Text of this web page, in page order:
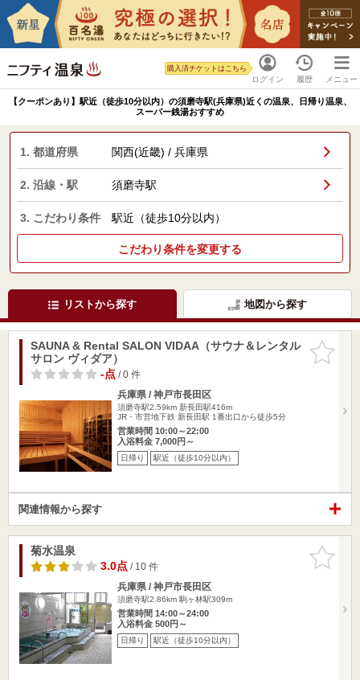
ログイン
購入済チケットはこちら
履歴 メニュー
【クーポンあり】駅近（徒歩10分以内）の須磨寺駅(兵庫県)近くの温泉、日帰り温泉、
スーパー銭湯おすすめ
1. 都道府県 関西(近畿) / 兵庫県
2. 沿線・駅 須磨寺駅
3. こだわり条件 駅近（徒歩10分以内）
こだわり条件を変更する
リストから探す 地図から探す
お気に入
りに追加
SAUNA & Rental SALON VIDAA（サウナ＆レンタル
サロン ヴィダア）
-点/ 0 件
兵庫県 / 神戸市長田区
須磨寺駅2.59km 新長田駅416m
JR・市営地下鉄 新長田駅 1番出口から徒歩5分
営業時間 10:00～22:00
入浴料金 7,000円～
日帰り 駅近（徒歩10分以内）
関連情報から探す
お気に入
りに追加
菊水温泉
3.0点/ 10 件
兵庫県 / 神戸市長田区
須磨寺駅2.86km 駒ヶ林駅309m
営業時間 14:00～24:00
入浴料金 500円～
日帰り 駅近（徒歩10分以内）